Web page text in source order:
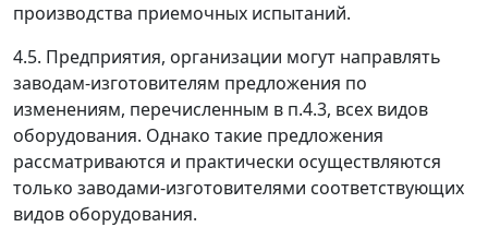
производства приемочных испытаний.
4.5. Предприятия, организации могут направлять
заводам-изготовителям предложения по
изменениям, перечисленным в п.4.3, всех видов
оборудования. Однако такие предложения
рассматриваются и практически осуществляются
только заводами-изготовителями соответствующих
видов оборудования.